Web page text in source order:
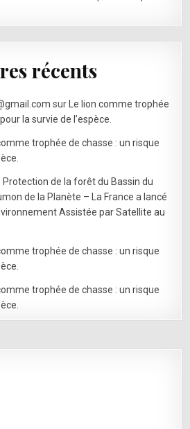
récents
sur
Le lion comme trophée
la survie de l’espèce.
trophée de chasse : un risque
Protection de la forêt du Bassin du
de la Planète – La France a lancé
Assistée par Satellite au
trophée de chasse : un risque
trophée de chasse : un risque